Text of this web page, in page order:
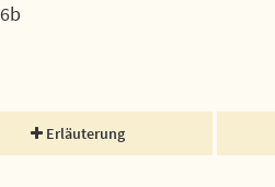
Erläuterung